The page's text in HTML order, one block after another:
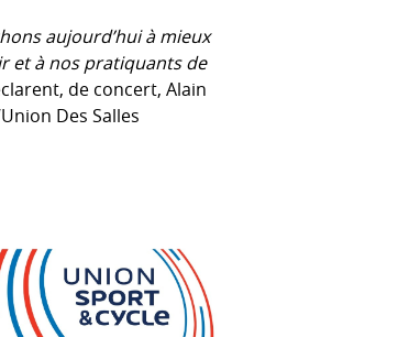
aujourd’hui à mieux
et à nos pratiquants de
de concert, Alain
Des Salles